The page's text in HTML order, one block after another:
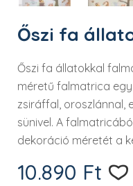
Őszi fa
Őszi fa állatokkal
méretű falmatrica
zsiráffal, oroszlánnal,
sünivel. A
dekoráció méretét a
10.890 Ft